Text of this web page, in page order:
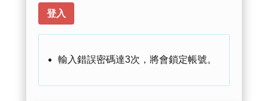
輸入錯誤密碼達3次，將會鎖定帳號。